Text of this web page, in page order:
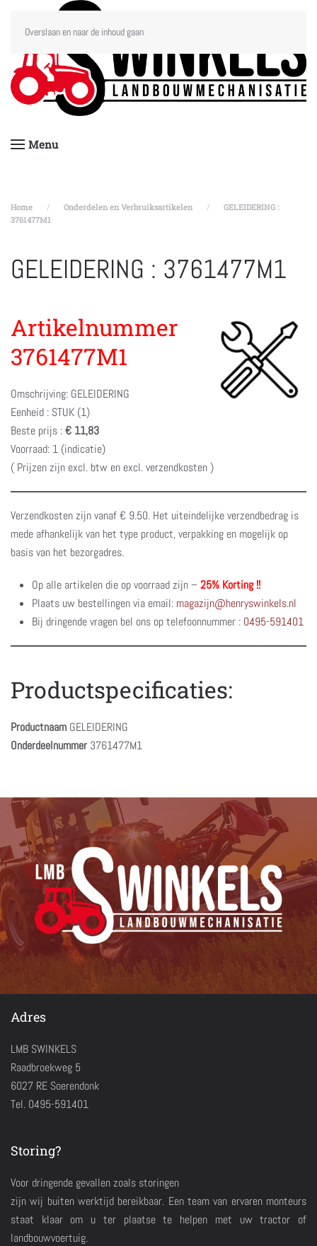
Overslaan en naar de inhoud gaan
Menu
Home Onderdelen en Verbruiksartikelen
GELEIDERING :
3761477M1
GELEIDERING : 3761477M1
Artikelnummer
3761477M1
Omschrijving: GELEIDERING
Eenheid : STUK (1)
Beste prijs :€ 11,83
Voorraad: 1 (indicatie)
( Prijzen zijn excl. btw en excl. verzendkosten )
Verzendkosten zijn vanaf € 9.50. Het uiteindelijke verzendbedrag is
mede afhankelijk van het type product, verpakking en mogelijk op
basis van het bezorgadres.
Op alle artikelen die op voorraad zijn – 25% Korting !!
Plaats uw bestellingen via email: magazijn@henryswinkels.nl
Bij dringende vragen bel ons op telefoonnummer : 0495-591401
Productspecificaties:
Productnaam GELEIDERING
Onderdeelnummer 3761477M1
Adres
LMB SWINKELS
Raadbroekweg 5
6027 RE Soerendonk
Tel. 0495-591401
Storing?
Voor dringende gevallen zoals storingen
zijn wij buiten werktijd bereikbaar. Een team van ervaren monteurs
staat klaar om u ter plaatse te helpen met uw tractor of
landbouwvoertuig.